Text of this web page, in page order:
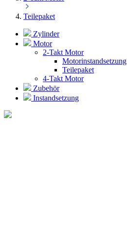
Teilepaket
Zylinder
Motor
2-Takt Motor
Motorinstandsetzung
Teilepaket
4-Takt Motor
Zubehör
Instandsetzung